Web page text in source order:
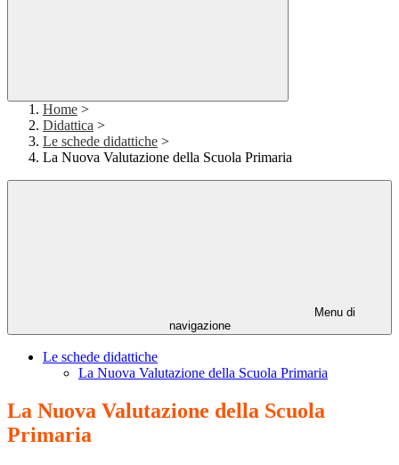
Home >
Didattica >
Le schede didattiche >
La Nuova Valutazione della Scuola Primaria
Menu di
navigazione
Le schede didattiche
La Nuova Valutazione della Scuola Primaria
La Nuova Valutazione della Scuola
Primaria